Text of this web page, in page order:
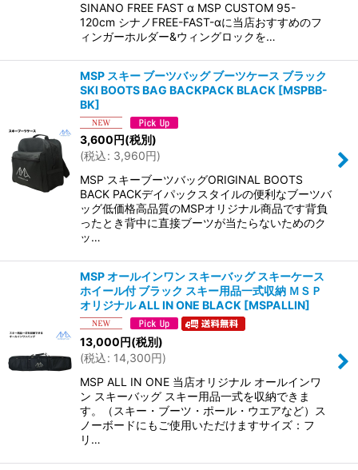
SINANO FREE FAST α MSP CUSTOM 95-
120cm シナノFREE-FAST-αに当店おすすめのフ
ィンガーホルダー&ウィングロックを…
MSP スキー ブーツバッグ ブーツケース ブラック
SKI BOOTS BAG BACKPACK BLACK [MSPBB-
BK]
3,600円(税別)
(税込: 3,960円)
MSP スキーブーツバッグORIGINAL BOOTS
BACK PACKデイパックスタイルの便利なブーツバ
ッグ低価格高品質のMSPオリジナル商品です背負
ったとき背中に直接ブーツが当たらないためのク
ッ…
MSP オールインワン スキーバッグ スキーケース
ホイール付 ブラック スキー用品一式収納 ＭＳＰ
オリジナル ALL IN ONE BLACK [MSPALLIN]
13,000円(税別)
(税込: 14,300円)
MSP ALL IN ONE 当店オリジナル オールインワ
ン スキーバッグ スキー用品一式を収納できま
す。（スキー・ブーツ・ポール・ウエアなど）ス
ノーボードにもご使用いただけますサイズ：フ
リ…